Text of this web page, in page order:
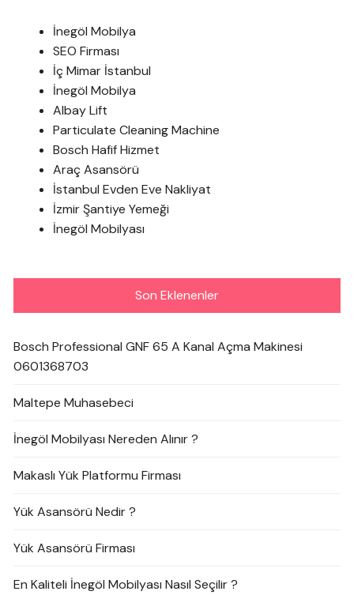
İnegöl Mobilya
SEO Firması
İç Mimar İstanbul
İnegöl Mobilya
Albay Lift
Particulate Cleaning Machine
Bosch Hafif Hizmet
Araç Asansörü
İstanbul Evden Eve Nakliyat
İzmir Şantiye Yemeği
İnegöl Mobilyası
Son Eklenenler
Bosch Professional GNF 65 A Kanal Açma Makinesi
0601368703
Maltepe Muhasebeci
İnegöl Mobilyası Nereden Alınır ?
Makaslı Yük Platformu Firması
Yük Asansörü Nedir ?
Yük Asansörü Firması
En Kaliteli İnegöl Mobilyası Nasıl Seçilir ?